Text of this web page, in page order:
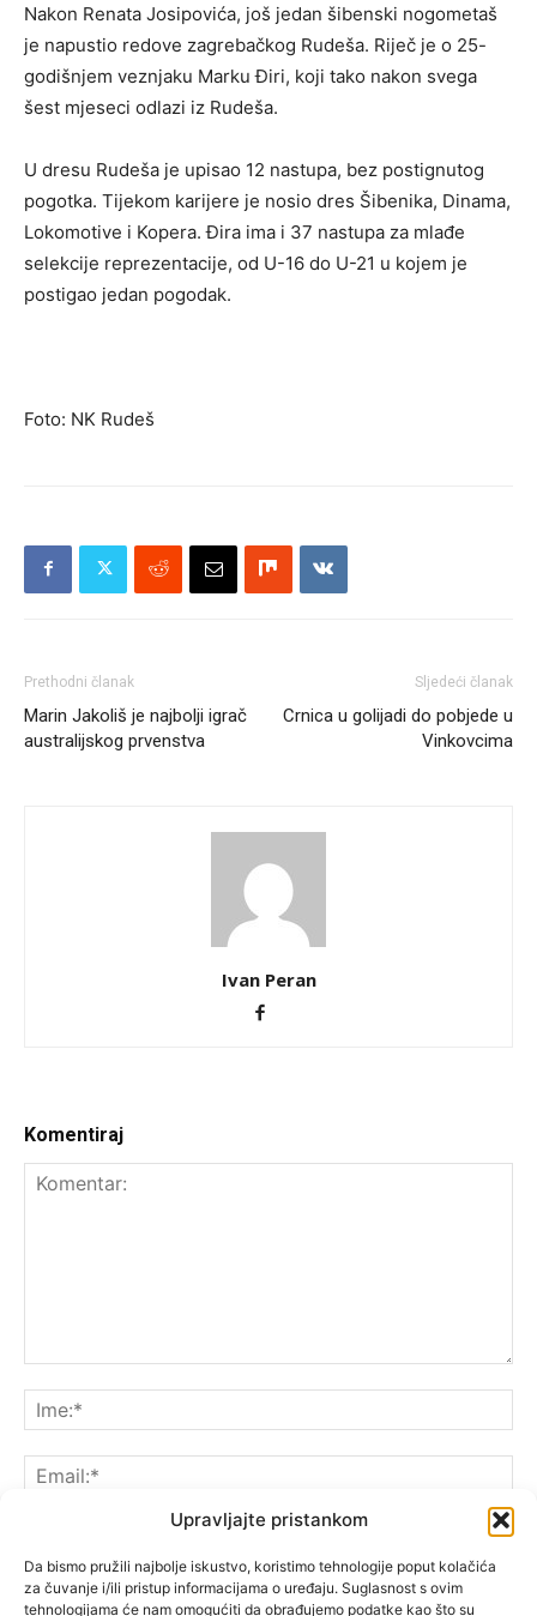
Upravljajte pristankom
Da bismo pružili najbolje iskustvo, koristimo tehnologije poput kolačića
za čuvanje i/ili pristup informacijama o uređaju. Suglasnost s ovim
tehnologijama će nam omogućiti da obrađujemo podatke kao što su
Nakon Renata Josipovića, još jedan šibenski nogometaš
je napustio redove zagrebačkog Rudeša. Riječ je o 25-
godišnjem veznjaku Marku Điri, koji tako nakon svega
šest mjeseci odlazi iz Rudeša.
U dresu Rudeša je upisao 12 nastupa, bez postignutog
pogotka. Tijekom karijere je nosio dres Šibenika, Dinama,
Lokomotive i Kopera. Đira ima i 37 nastupa za mlađe
selekcije reprezentacije, od U-16 do U-21 u kojem je
postigao jedan pogodak.
Foto: NK Rudeš
Prethodni članak
Marin Jakoliš je najbolji igrač
australijskog prvenstva
Sljedeći članak
Crnica u golijadi do pobjede u
Vinkovcima
Ivan Peran
Komentiraj
Spremite moje ime, e-poštu i web-lokaciju u ovom